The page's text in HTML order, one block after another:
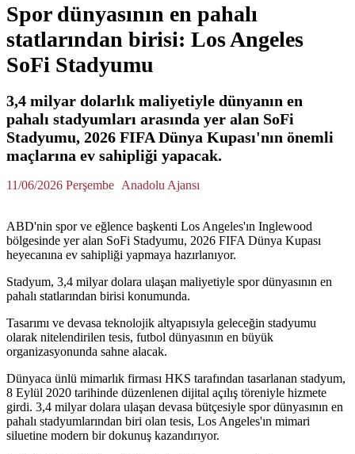
Spor dünyasının en pahalı
statlarından birisi: Los Angeles
SoFi Stadyumu
3,4 milyar dolarlık maliyetiyle dünyanın en
pahalı stadyumları arasında yer alan SoFi
Stadyumu, 2026 FIFA Dünya Kupası'nın önemli
maçlarına ev sahipliği yapacak.
11/06/2026 Perşembe Anadolu Ajansı
ABD'nin spor ve eğlence başkenti Los Angeles'ın Inglewood
bölgesinde yer alan SoFi Stadyumu, 2026 FIFA Dünya Kupası
heyecanına ev sahipliği yapmaya hazırlanıyor.
Stadyum, 3,4 milyar dolara ulaşan maliyetiyle spor dünyasının en
pahalı statlarından birisi konumunda.
Tasarımı ve devasa teknolojik altyapısıyla geleceğin stadyumu
olarak nitelendirilen tesis, futbol dünyasının en büyük
organizasyonunda sahne alacak.
Dünyaca ünlü mimarlık firması HKS tarafından tasarlanan stadyum,
8 Eylül 2020 tarihinde düzenlenen dijital açılış töreniyle hizmete
girdi. 3,4 milyar dolara ulaşan devasa bütçesiyle spor dünyasının en
pahalı stadyumlarından biri olan tesis, Los Angeles'ın mimari
siluetine modern bir dokunuş kazandırıyor.